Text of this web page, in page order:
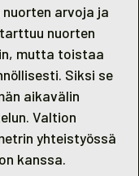
arvoja ja
nuorten
mutta toistaa
Siksi se
aikavälin
Valtion
yhteistyössä
kanssa.